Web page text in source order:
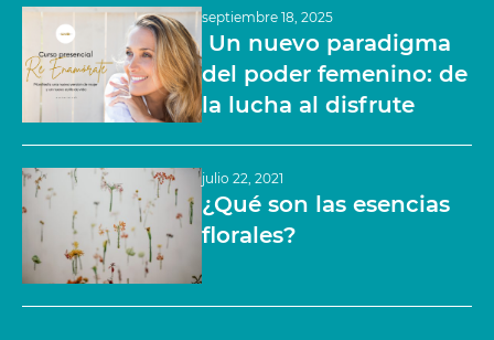
septiembre 18, 2025
Un nuevo paradigma
del poder femenino: de
la lucha al disfrute
julio 22, 2021
¿Qué son las esencias
florales?